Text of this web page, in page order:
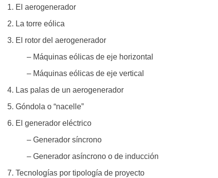
1. El aerogenerador
2. La torre eólica
3. El rotor del aerogenerador
– Máquinas eólicas de eje horizontal
– Máquinas eólicas de eje vertical
4. Las palas de un aerogenerador
5. Góndola o “nacelle”
6. El generador eléctrico
– Generador síncrono
– Generador asíncrono o de inducción
7. Tecnologías por tipología de proyecto